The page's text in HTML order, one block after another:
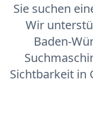
Sie suchen
Wir
Baden-
Sichtbarkeit in